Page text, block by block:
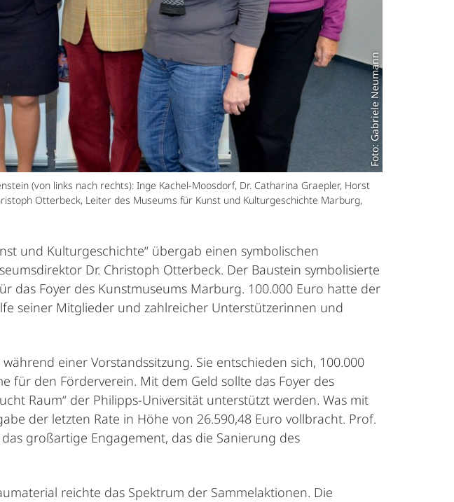
Foto: Gabriele Neumann
(von links nach rechts): Inge Kachel-Moosdorf, Dr. Catharina Graepler, Horst
Otterbeck, Leiter des Museums für Kunst und Kulturgeschichte Marburg,
und Kulturgeschichte“ übergab einen symbolischen
Dr. Christoph Otterbeck. Der Baustein symbolisierte
das Foyer des Kunstmuseums Marburg. 100.000 Euro hatte der
seiner Mitglieder und zahlreicher Unterstützerinnen und
einer Vorstandssitzung. Sie entschieden sich, 100.000
für den Förderverein. Mit dem Geld sollte das Foyer des
Raum“ der Philipps-Universität unterstützt werden. Was mit
der letzten Rate in Höhe von 26.590,48 Euro vollbracht. Prof.
großartige Engagement, das die Sanierung des
reichte das Spektrum der Sammelaktionen. Die